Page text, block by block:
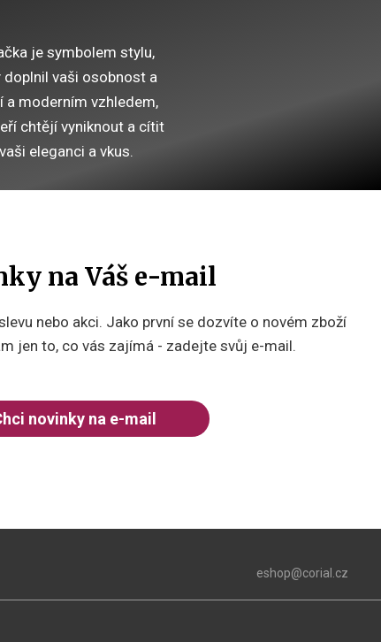
je symbolem stylu,
doplnil vaši osobnost a
a moderním vzhledem,
chtějí vyniknout a cítit
eleganci a vkus.
na Váš e-mail
nebo akci. Jako první se dozvíte o novém zboží
jen to, co vás zajímá - zadejte svůj e-mail.
novinky na e-mail
eshop@corial.cz